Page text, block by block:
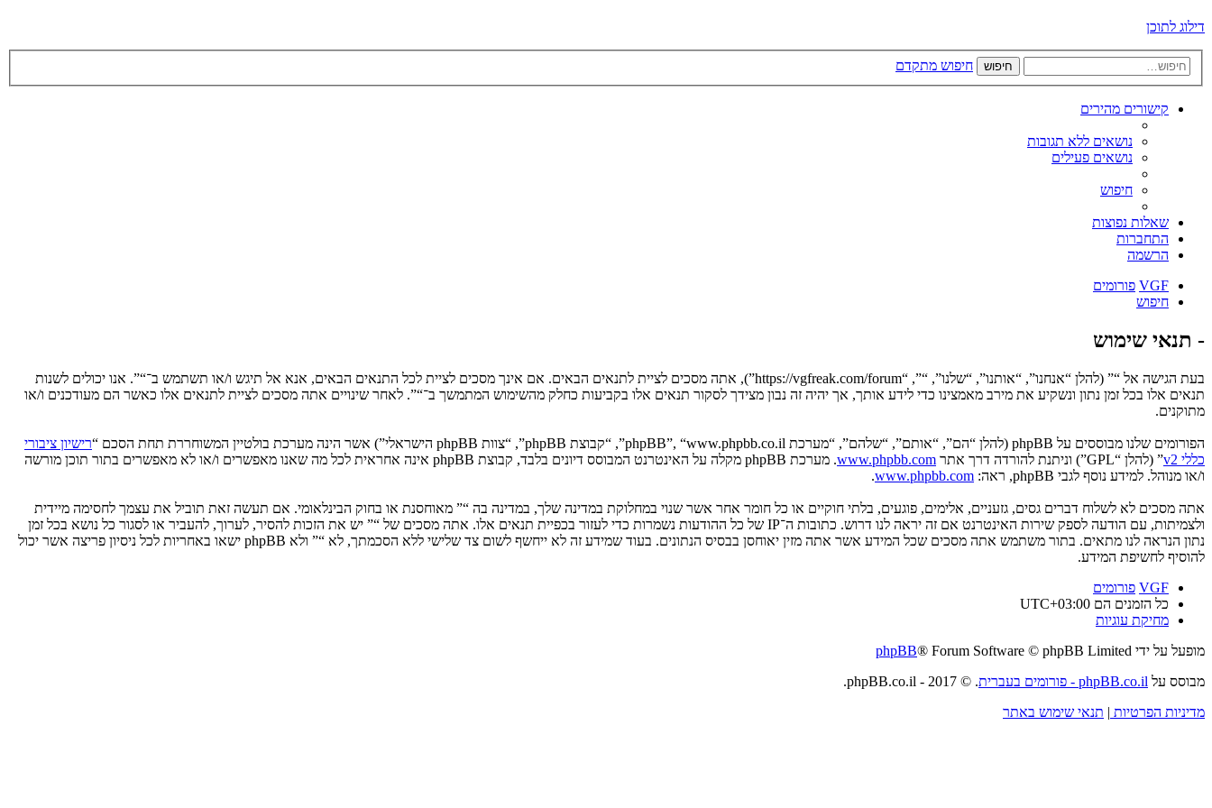
דילוג לתוכן
חיפוש חיפוש מתקדם
קישורים מהירים
נושאים ללא תגובות
נושאים פעילים
חיפוש
שאלות נפוצות
התחברות
הרשמה
VGF פורומים
חיפוש
- תנאי שימוש
בעת הגישה אל “” (להלן “אנחנו”, “אותנו”, “שלנו”, “”, “https://vgfreak.com/forum”), אתה מסכים לציית לתנאים הבאים. אם אינך מסכים לציית לכל התנאים הבאים, אנא אל תיגש ו/או תשתמש ב־“”. אנו יכולים לשנות
תנאים אלו בכל זמן נתון ונשקיע את מירב מאמצינו כדי לידע אותך, אך יהיה זה נבון מצידך לסקור תנאים אלו בקביעות כחלק מהשימוש המתמשך ב־“”. לאחר שינויים אתה מסכים לציית לתנאים אלו כאשר הם מעודכנים ו/או
מתוקנים.
הפורומים שלנו מבוססים על phpBB (להלן “הם”, “אותם”, “שלהם”, “מערכת phpBB”, “www.phpbb.co.il”, “קבוצת phpBB”, “צוות phpBB הישראלי”) אשר הינה מערכת בולטיין המשוחררת תחת הסכם “
רישיון ציבורי
כללי v2
” (להלן “GPL”) וניתנת להורדה דרך אתר www.phpbb.com
. מערכת phpBB מקלה על האינטרנט המבוסס דיונים בלבד, קבוצת phpBB אינה אחראית לכל מה שאנו מאפשרים ו/או לא מאפשרים בתור תוכן מורשה
ו/או מנוהל. למידע נוסף לגבי phpBB, ראה:
www.phpbb.com
.
אתה מסכים לא לשלוח דברים גסים, גזעניים, אלימים, פוגעים, בלתי חוקיים או כל חומר אחר אשר שנוי במחלוקת במדינה שלך, במדינה בה “” מאוחסנת או בחוק הבינלאומי. אם תעשה זאת תוביל את עצמך לחסימה מיידית
ולצמיתות, עם הודעה לספק שירות האינטרנט אם זה יראה לנו דרוש. כתובות ה־IP של כל ההודעות נשמרות כדי לעזור בכפיית תנאים אלו. אתה מסכים של “” יש את הזכות להסיר, לערוך, להעביר או לסגור כל נושא בכל זמן
נתון הנראה לנו מתאים. בתור משתמש אתה מסכים שכל המידע אשר אתה מזין יאוחסן בבסיס הנתונים. בעוד שמידע זה לא ייחשף לשום צד שלישי ללא הסכמתך, לא “” ולא phpBB ישאו באחריות לכל ניסיון פריצה אשר יכול
להוסיף לחשיפת המידע.
VGF פורומים
כל הזמנים הם UTC+03:00
מחיקת עוגיות
מופעל על ידי
phpBB® Forum Software © phpBB Limited
מבוסס על phpBB.co.il - פורומים בעברית
. © 2017 - phpBB.co.il.
מדיניות הפרטיות | תנאי שימוש באתר